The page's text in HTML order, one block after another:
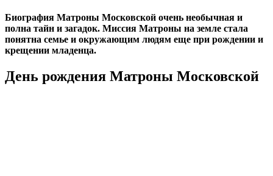
Биография Матроны Московской очень необычная и
полна тайн и загадок. Миссия Матроны на земле стала
понятна семье и окружающим людям еще при рождении и
крещении младенца.
День рождения Матроны Московской